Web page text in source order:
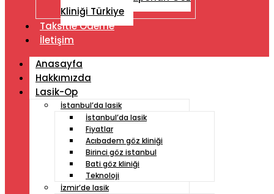
Kliniği Türkiye
Taksitle Ödeme
İletişim
Anasayfa
Hakkımızda
Lasik-Op
İstanbul’da lasik
İstanbul’da lasik
Fiyatlar
Acıbadem göz kliniği
Birinci göz istanbul
Bati göz kliniği
Teknoloji
İzmir’de lasik